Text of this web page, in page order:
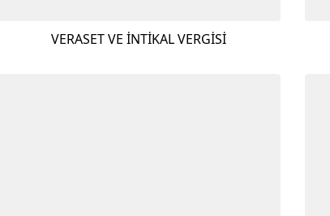
VERASET VE İNTİKAL VERGİSİ